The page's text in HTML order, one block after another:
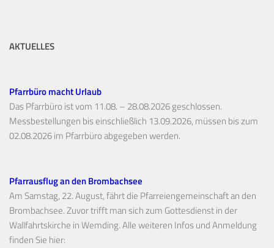
AKTUELLES
Pfarrbüro macht Urlaub
Das Pfarrbüro ist vom 11.08. – 28.08.2026 geschlossen.
Messbestellungen bis einschließlich 13.09.2026, müssen bis zum
02.08.2026 im Pfarrbüro abgegeben werden.
Pfarrausflug an den Brombachsee
Am Samstag, 22. August, fährt die Pfarreiengemeinschaft an den
Brombachsee. Zuvor trifft man sich zum Gottesdienst in der
Wallfahrtskirche in Wemding. Alle weiteren Infos und Anmeldung
finden Sie hier: